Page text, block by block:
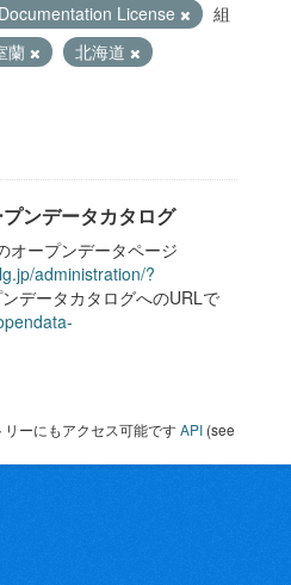
License
組
蘭
北海道
ンデータカタログ
オープンデータページ
administration/?
データカタログへのURLで
ーにもアクセス可能ですAPI (see